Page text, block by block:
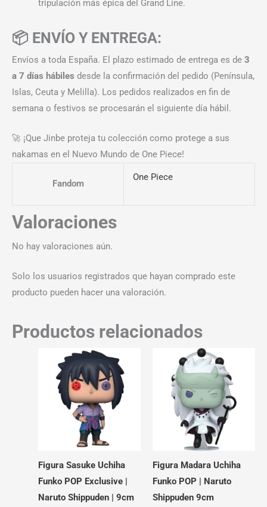
tripulación más épica del Grand Line.
📦 ENVÍO Y ENTREGA:
Envíos a toda España. El plazo estimado de entrega es de 3
a 7 días hábiles desde la confirmación del pedido (Península,
Islas, Ceuta y Melilla). Los pedidos realizados en fin de
semana o festivos se procesarán el siguiente día hábil.
🚀 ¡Que Jinbe proteja tu colección como protege a sus
nakamas en el Nuevo Mundo de One Piece!
Fandom
One Piece
Valoraciones
No hay valoraciones aún.
Solo los usuarios registrados que hayan comprado este
producto pueden hacer una valoración.
Productos relacionados
Figura Sasuke Uchiha
Funko POP Exclusive |
Naruto Shippuden | 9cm
Figura Madara Uchiha
Funko POP | Naruto
Shippuden 9cm